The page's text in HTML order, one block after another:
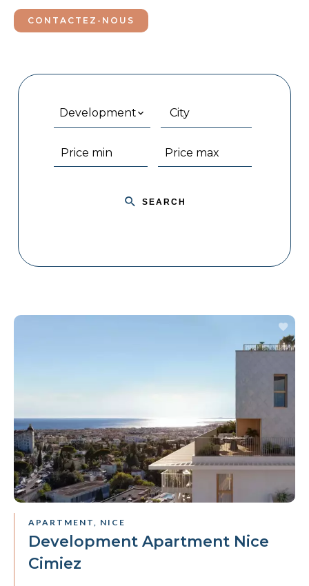
CONTACTEZ-NOUS
APARTMENT, NICE
Development Apartment Nice
Cimiez
Development City
SEARCH